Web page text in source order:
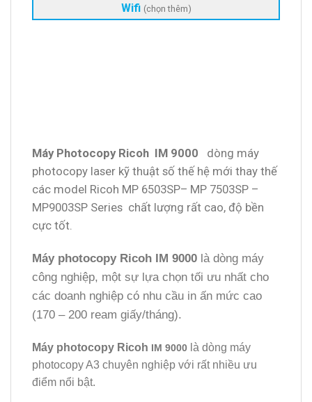
Wifi (chọn thêm)
Máy Photocopy Ricoh IM 9000 dòng máy
photocopy laser kỹ thuật số thế hệ mới thay thế
các model Ricoh MP 6503SP– MP 7503SP –
MP9003SP Series chất lượng rất cao, độ bền
cực tốt.
Máy photocopy Ricoh IM 9000 là dòng máy
công nghiệp, một sự lựa chọn tối ưu nhất cho
các doanh nghiệp có nhu cầu in ấn mức cao
(170 – 200 ream giấy/tháng).
Máy photocopy Ricoh IM 9000 là dòng máy
photocopy A3 chuyên nghiệp với rất nhiều ưu
điểm nổi bật.